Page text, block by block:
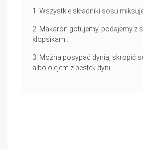
Wszystkie składniki sosu
Makaron gotujemy, podajemy z
klopsikami.
Można posypać dynią, skropić
albo olejem z pestek dyni.